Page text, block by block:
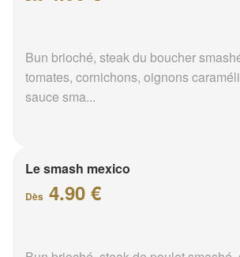
Bun brioché, steak du boucher
tomates, cornichons, oignons
sauce sma...
Le smash mexico
Dès 4.90 €